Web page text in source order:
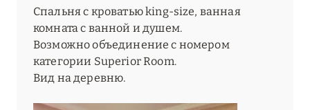
Спальня с кроватью king-size, ванная
комната с ванной и душем.
Возможно объединение с номером
категории Superior Room.
Вид на деревню.